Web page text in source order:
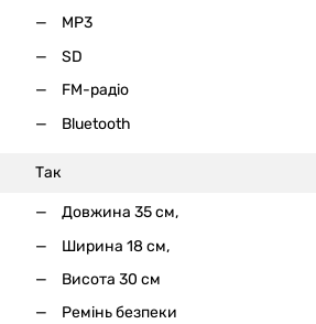
MP3
SD
FM-радіо
Bluetooth
Так
Довжина 35 см,
Ширина 18 см,
Висота 30 см
Ремінь безпеки